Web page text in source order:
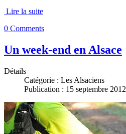
Lire la suite
0 Comments
Un week-end en Alsace
Détails
Catégorie : Les Alsaciens
Publication : 15 septembre 2012